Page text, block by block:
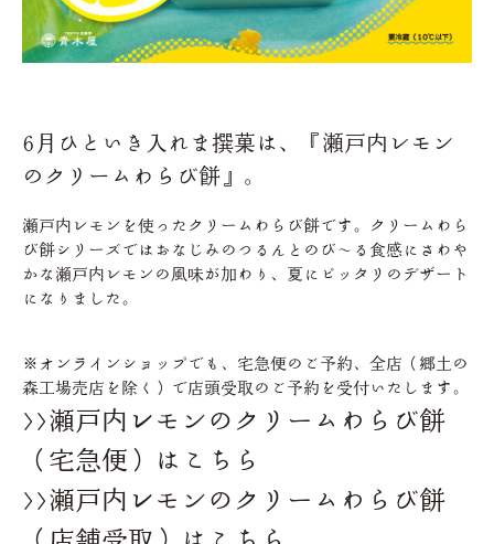
6月ひといき入れま撰菓は、『瀬戸内レモン
のクリームわらび餅』。
瀬戸内レモンを使ったクリームわらび餅です。クリームわら
び餅シリーズではおなじみのつるんとのび～る食感にさわや
かな瀬戸内レモンの風味が加わり、夏にピッタリのデザート
になりました。
※オンラインショップでも、宅急便のご予約、全店（郷土の
森工場売店を除く）で店頭受取のご予約を受付いたします。
>>瀬戸内レモンのクリームわらび餅
（宅急便）はこちら
>>瀬戸内レモンのクリームわらび餅